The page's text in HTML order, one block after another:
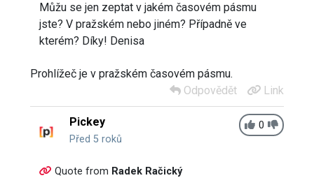
Můžu se jen zeptat v jakém časovém pásmu
jste? V pražském nebo jiném? Případně ve
kterém? Díky! Denisa
Prohlížeč je v pražském časovém pásmu.
Odpovědět
Link
0
Pickey
Před 5 roků
Quote from Radek Račický